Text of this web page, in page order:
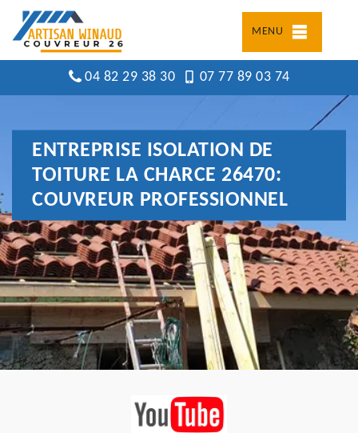
MENU
04 82 29 38 30 07 77 89 03 74
ENTREPRISE ISOLATION DE
TOITURE LA CHARCE 26470:
COUVREUR PROFESSIONNEL